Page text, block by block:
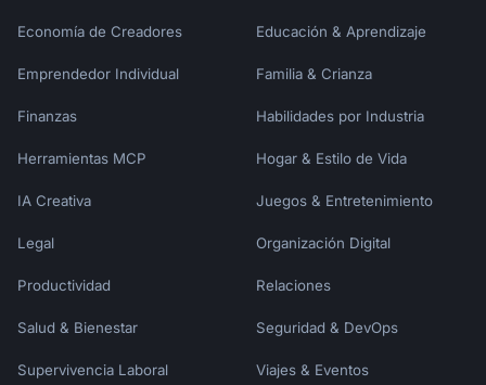
Economía de Creadores Educación & Aprendizaje
Emprendedor Individual Familia & Crianza
Finanzas Habilidades por Industria
Herramientas MCP Hogar & Estilo de Vida
IA Creativa Juegos & Entretenimiento
Legal Organización Digital
Productividad Relaciones
Salud & Bienestar Seguridad & DevOps
Supervivencia Laboral Viajes & Eventos